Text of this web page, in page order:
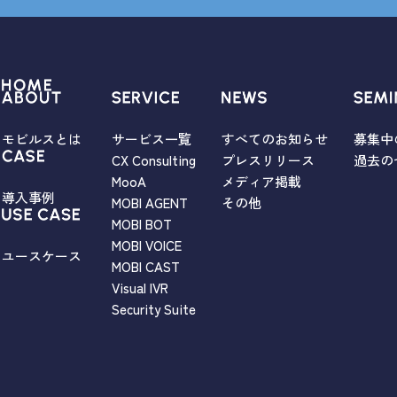
モビルスとは
導入事例
ユースケース
サービス一覧
CX Consulting
MooA
MOBI AGENT
MOBI BOT
MOBI VOICE
MOBI CAST
Visual IVR
Security Suite
すべてのお知らせ
プレスリリース
メディア掲載
その他
募集
過去